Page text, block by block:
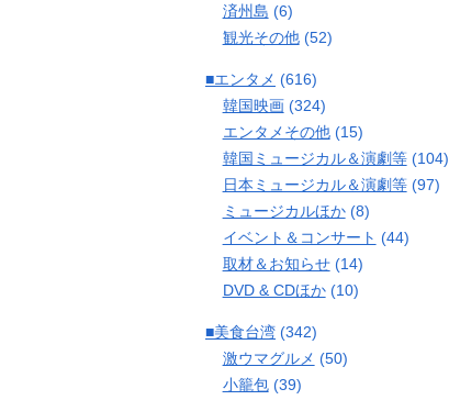
済州島 (6)
観光その他(52)
■エンタメ (616)
韓国映画(324)
エンタメその他(15)
韓国ミュージカル＆演劇等(104)
日本ミュージカル＆演劇等(97)
ミュージカルほか(8)
イベント＆コンサート (44)
取材＆お知らせ(14)
DVD & CDほか(10)
■美食台湾 (342)
激ウマグルメ (50)
小籠包(39)